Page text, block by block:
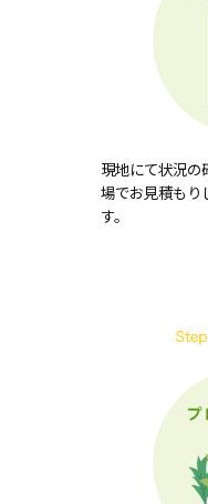
現地にて状況の
場でお見積もり
す。